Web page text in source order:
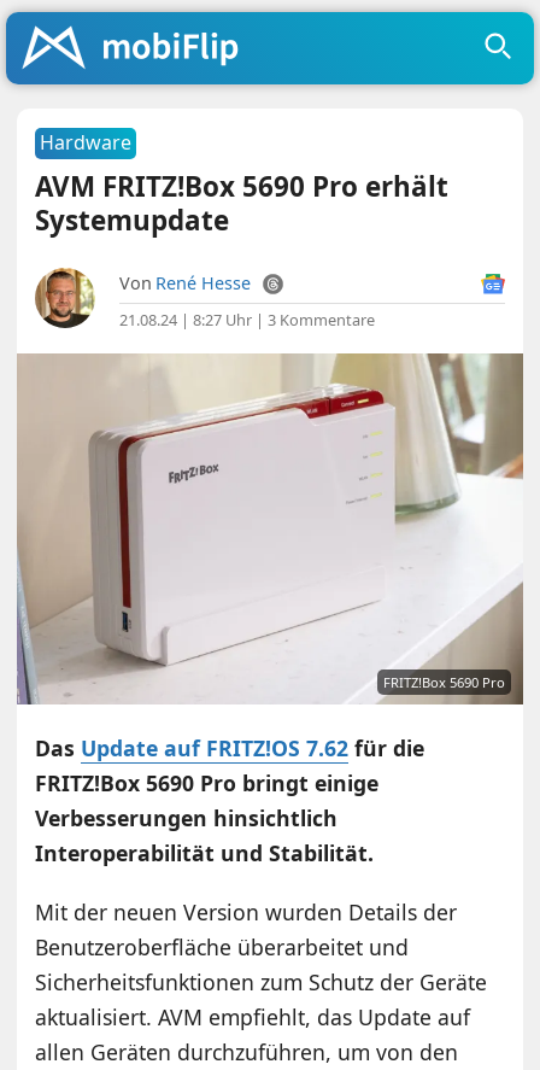
Hardware
AVM FRITZ!Box 5690 Pro erhält
Systemupdate
Von René Hesse
21.08.24 | 8:27 Uhr |3 Kommentare
FRITZ!Box 5690 Pro
Das Update auf FRITZ!OS 7.62 für die
FRITZ!Box 5690 Pro bringt einige
Verbesserungen hinsichtlich
Interoperabilität und Stabilität.
Mit der neuen Version wurden Details der
Benutzeroberfläche überarbeitet und
Sicherheitsfunktionen zum Schutz der Geräte
aktualisiert. AVM empfiehlt, das Update auf
allen Geräten durchzuführen, um von den